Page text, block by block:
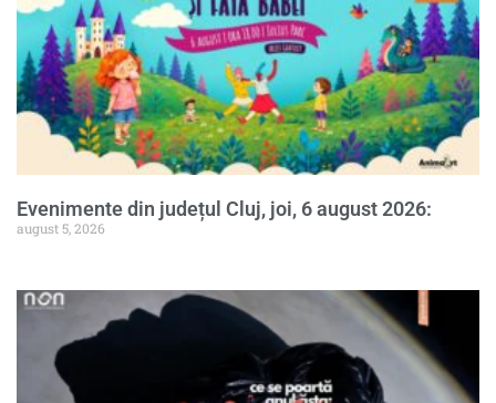
Evenimente din județul Cluj, joi, 6 august 2026:
august 5, 2026